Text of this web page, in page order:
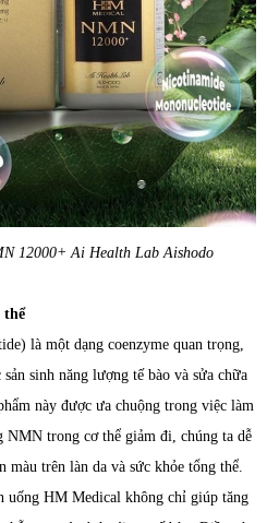
12000+ Ai Health Lab Aishodo
thể
là một dạng coenzyme quan trọng,
sinh năng lượng tế bào và sửa chữa
này được ưa chuộng trong việc làm
trong cơ thể giảm đi, chúng ta dễ
màu trên làn da và sức khỏe tổng thể.
uống HM Medical không chỉ giúp tăng